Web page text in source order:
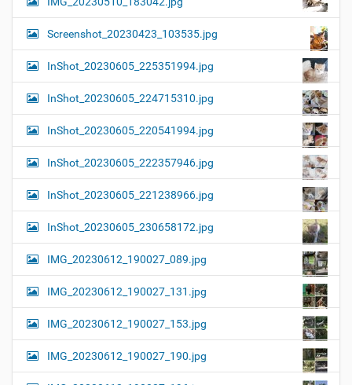
Screenshot_20230423_103535.jpg
InShot_20230605_225351994.jpg
InShot_20230605_224715310.jpg
InShot_20230605_220541994.jpg
InShot_20230605_222357946.jpg
InShot_20230605_221238966.jpg
InShot_20230605_230658172.jpg
IMG_20230612_190027_089.jpg
IMG_20230612_190027_131.jpg
IMG_20230612_190027_153.jpg
IMG_20230612_190027_190.jpg